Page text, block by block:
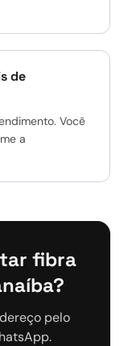
de
Você
a
fibra
pelo